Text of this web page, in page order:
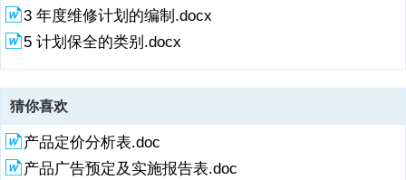
3 年度维修计划的编制.docx
5 计划保全的类别.docx
猜你喜欢
产品定价分析表.doc
产品广告预定及实施报告表.doc